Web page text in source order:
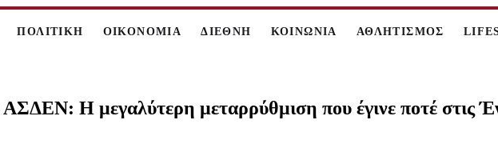
ΠΟΛΙΤΙΚΗ ΟΙΚΟΝΟΜΙΑ ΔΙΕΘΝΗ ΚΟΙΝΩΝΙΑ ΑΘΛΗΤΙΣΜΟΣ
Η μεγαλύτερη μεταρρύθμιση που έγινε ποτέ στις